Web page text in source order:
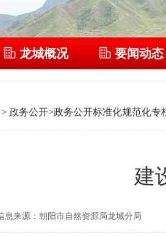
龙城概况 要闻动态
> 政务公开>政务公开标准化规范化专
建
息来源：朝阳市自然资源局龙城分局